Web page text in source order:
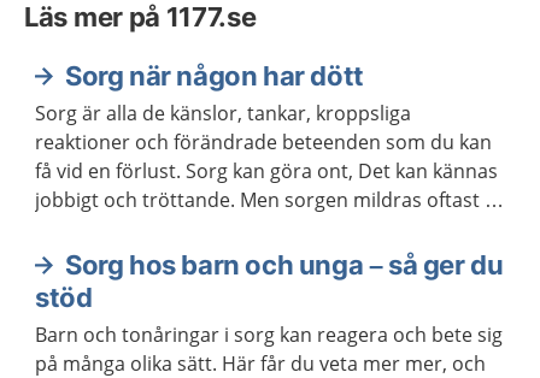
Läs mer på 1177.se
Sorg när någon har dött
Sorg är alla de känslor, tankar, kroppsliga
reaktioner och förändrade beteenden som du kan
få vid en förlust. Sorg kan göra ont, Det kan kännas
jobbigt och tröttande. Men sorgen mildras oftast så
Sorg hos barn och unga – så ger du
stöd
Barn och tonåringar i sorg kan reagera och bete sig
på många olika sätt. Här får du veta mer mer, och